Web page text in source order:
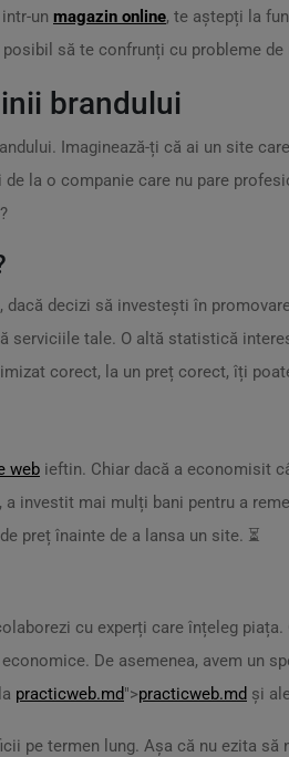
un magazin online, te aștepți la
să te confrunți cu probleme
brandului
Imaginează-ți că ai un site
la o companie care nu pare
decizi să investești în
tale. O altă statistică
corect, la un preț corect, îți
web ieftin. Chiar dacă a economisit
a investit mai mulți bani pentru a
preț înainte de a lansa un site. ⏳
cu experți care înțeleg
De asemenea, avem un
practicweb.md">practicweb.md și
pe termen lung. Așa că nu ezita